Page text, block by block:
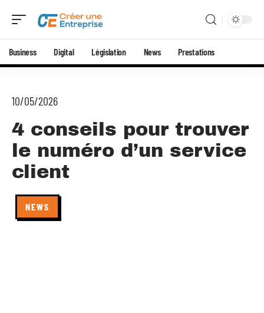
Business Digital Législation News Prestations
10/05/2026
4 conseils pour trouver
le numéro d’un service
client
NEWS